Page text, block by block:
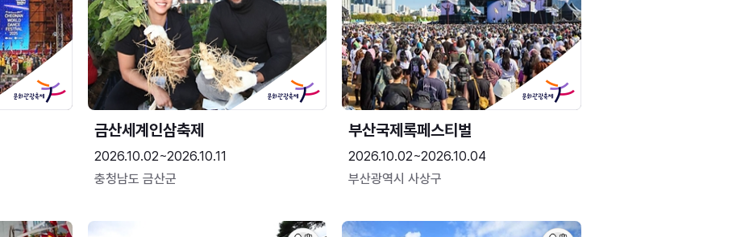
금산세계인삼축제
2026.10.02~2026.10.11
충청남도 금산군
부산국제록페스티벌
2026.10.02~2026.10.04
부산광역시 사상구